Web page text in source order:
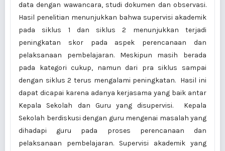
data dengan wawancara, studi dokumen dan observasi.
Hasil penelitian menunjukkan bahwa supervisi akademik
pada siklus 1 dan siklus 2 menunjukkan terjadi
peningkatan skor pada aspek perencanaan dan
pelaksanaan pembelajaran. Meskipun masih berada
pada kategori cukup, namun dari pra siklus sampai
dengan siklus 2 terus mengalami peningkatan. Hasil ini
dapat dicapai karena adanya kerjasama yang baik antar
Kepala Sekolah dan Guru yang disupervisi. Kepala
Sekolah berdiskusi dengan guru mengenai masalah yang
dihadapi guru pada proses perencanaan dan
pelaksanaan pembelajaran. Supervisi akademik yang